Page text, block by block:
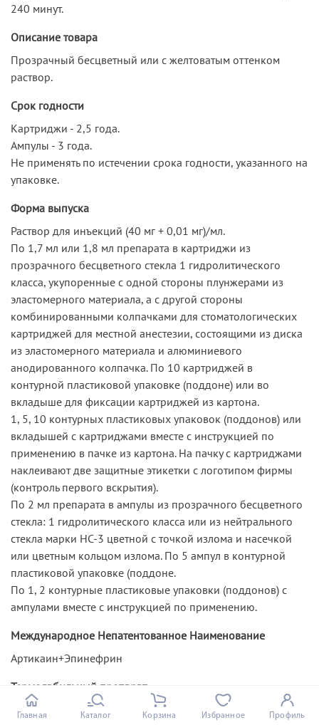
240 минут.
Описание товара
Прозрачный бесцветный или с желтоватым оттенком
раствор.
Срок годности
Картриджи - 2,5 года.
Ампулы - 3 года.
Не применять по истечении срока годности, указанного на
упаковке.
Форма выпуска
Раствор для инъекций (40 мг + 0,01 мг)/мл.
По 1,7 мл или 1,8 мл препарата в картриджи из
прозрачного бесцветного стекла 1 гидролитического
класса, укупоренные с одной стороны плунжерами из
эластомерного материала, а с другой стороны
комбинированными колпачками для стоматологических
картриджей для местной анестезии, состоящими из диска
из эластомерного материала и алюминиевого
анодированного колпачка. По 10 картриджей в
контурной пластиковой упаковке (поддоне) или во
вкладыше для фиксации картриджей из картона.
1, 5, 10 контурных пластиковых упаковок (поддонов) или
вкладышей с картриджами вместе с инструкцией по
применению в пачке из картона. На пачку с картриджами
наклеивают две защитные этикетки с логотипом фирмы
(контроль первого вскрытия).
По 2 мл препарата в ампулы из прозрачного бесцветного
стекла: 1 гидролитического класса или из нейтрального
стекла марки НС-3 цветной с точкой излома и насечкой
или цветным кольцом излома. По 5 ампул в контурной
пластиковой упаковке (поддоне.
По 1, 2 контурные пластиковые упаковки (поддонов) с
ампулами вместе с инструкцией по применению.
Международное Непатентованное Наименование
Артикаин+Эпинефрин
Термолабильный препарат
нет
Главная Каталог Корзина Избранное Профиль